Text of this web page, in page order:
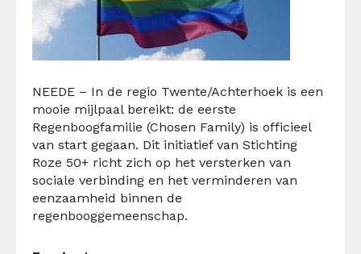
NEEDE – In de regio Twente/Achterhoek is een
mooie mijlpaal bereikt: de eerste
Regenboogfamilie (Chosen Family) is officieel
van start gegaan. Dit initiatief van Stichting
Roze 50+ richt zich op het versterken van
sociale verbinding en het verminderen van
eenzaamheid binnen de
regenbooggemeenschap.